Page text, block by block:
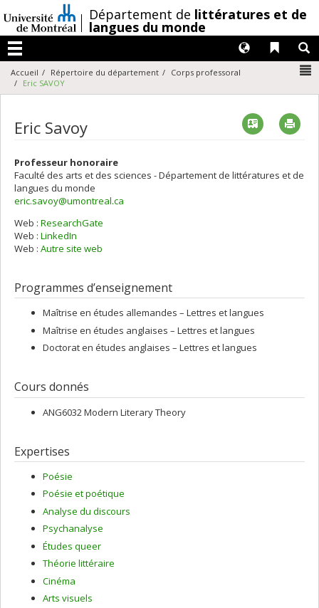
au
contenu
/Département de littératures et de
langues du monde
Menu
Liens
Langues
Accueil Répertoire du département
Corps professoral
Eric SAVOY
Eric Savoy Vcard
Professeur honoraire
Faculté des arts et des sciences - Département de littératures et de
langues du monde
eric.savoy@umontreal.ca
Web : ResearchGate
Web : LinkedIn
Web : Autre site web
Programmes d’enseignement
Maîtrise en études allemandes – Lettres et langues
Maîtrise en études anglaises – Lettres et langues
Doctorat en études anglaises – Lettres et langues
Cours donnés
ANG6032 Modern Literary Theory
Expertises
Poésie
Poésie et poétique
Analyse du discours
Psychanalyse
Études queer
Théorie littéraire
Cinéma
Arts visuels